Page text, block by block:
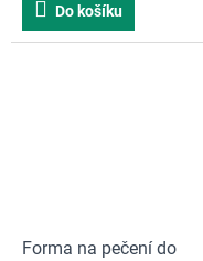
Do košíku
Forma na pečení do